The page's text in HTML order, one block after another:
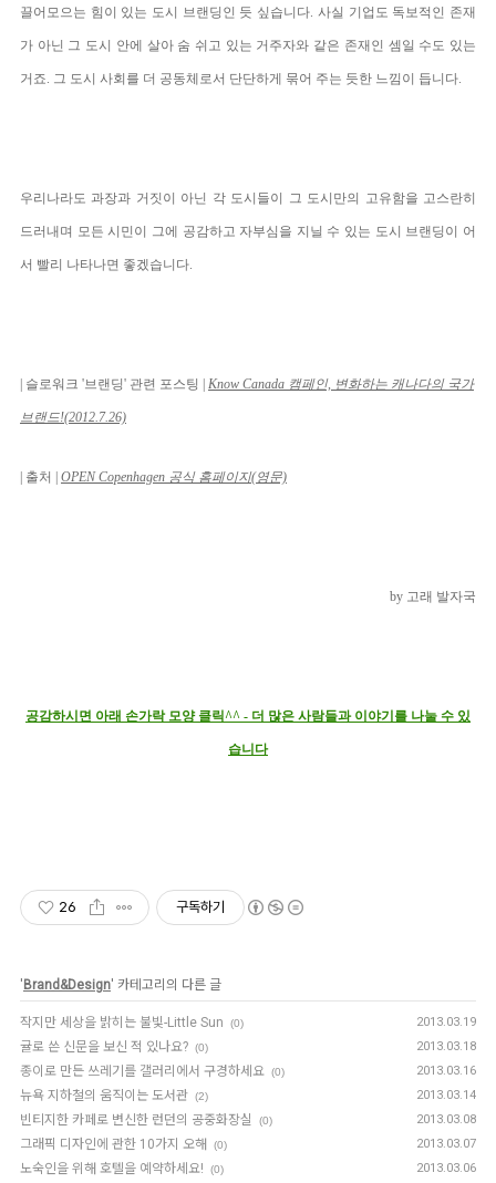
끌어모으는 힘이 있는 도시 브랜딩인 듯 싶습니다. 사실 기업도 독보적인 존재
가 아닌 그 도시 안에 살아 숨 쉬고 있는 거주자와 같은 존재인 셈일 수도 있는
거죠. 그 도시 사회를 더 공동체로서 단단하게 묶어 주는 듯한 느낌이 듭니다.
우리나라도 과장과 거짓이 아닌 각 도시들이 그 도시만의 고유함을 고스란히
드러내며 모든 시민이 그에 공감하고 자부심을 지닐 수 있는 도시 브랜딩이 어
서 빨리 나타나면 좋겠습니다.
| 슬로워크 '브랜딩' 관련 포스팅 | Know Canada 캠페인, 변화하는 캐나다의 국가
브랜드!(2012.7.26)
| 출처 | OPEN Copenhagen 공식 홈페이지(영문)
by 고래 발자국
공감하시면 아래 손가락 모양 클릭^^ - 더 많은 사람들과 이야기를 나눌 수 있
습니다
26 구독하기
' Brand&Design' 카테고리의 다른 글
작지만 세상을 밝히는 불빛-Little Sun (0) 2013.03.19
귤로 쓴 신문을 보신 적 있나요? (0) 2013.03.18
종이로 만든 쓰레기를 갤러리에서 구경하세요 (0) 2013.03.16
뉴욕 지하철의 움직이는 도서관 (2) 2013.03.14
빈티지한 카페로 변신한 런던의 공중화장실 (0) 2013.03.08
그래픽 디자인에 관한 10가지 오해 (0) 2013.03.07
노숙인을 위해 호텔을 예약하세요! (0) 2013.03.06